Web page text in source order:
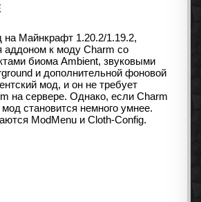
на Майнкрафт 1.20.2/1.19.2,
аддоном к моду Charm со
биома Ambient, звуковыми
и дополнительной фоновой
мод, и он не требует
на сервере. Однако, если Charm
мод становится немного умнее.
ModMenu и Cloth-Config.